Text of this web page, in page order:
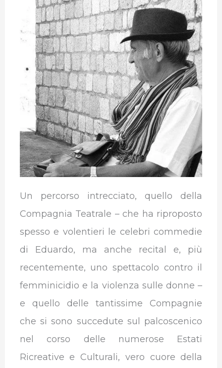
Un percorso intrecciato, quello della
Compagnia Teatrale – che ha riproposto
spesso e volentieri le celebri commedie
di Eduardo, ma anche recital e, più
recentemente, uno spettacolo contro il
femminicidio e la violenza sulle donne –
e quello delle tantissime Compagnie
che si sono succedute sul palcoscenico
nel corso delle numerose Estati
Ricreative e Culturali, vero cuore della